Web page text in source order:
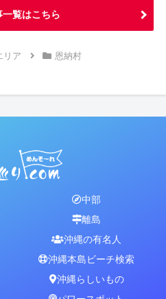
一覧はこちら
リア 恩納村
中部
離島
沖縄の有名人
沖縄本島ビーチ検索
沖縄らしいもの